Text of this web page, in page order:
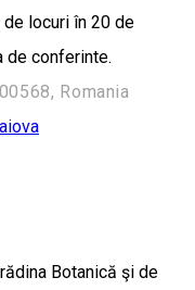
locuri în 20 de
de conferinte.
Romania
Botanică şi de